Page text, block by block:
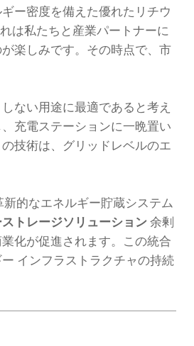
ー密度を備えた優れたリチウ
は私たちと産業パートナーに
楽しみです。その時点で、市
ない用途に最適であると考え
充電ステーションに一晩置い
技術は、グリッドレベルのエ
新的なエネルギー貯蔵システム
トレージソリューション 余剰
化が促進されます。この統合
インフラストラクチャの持続